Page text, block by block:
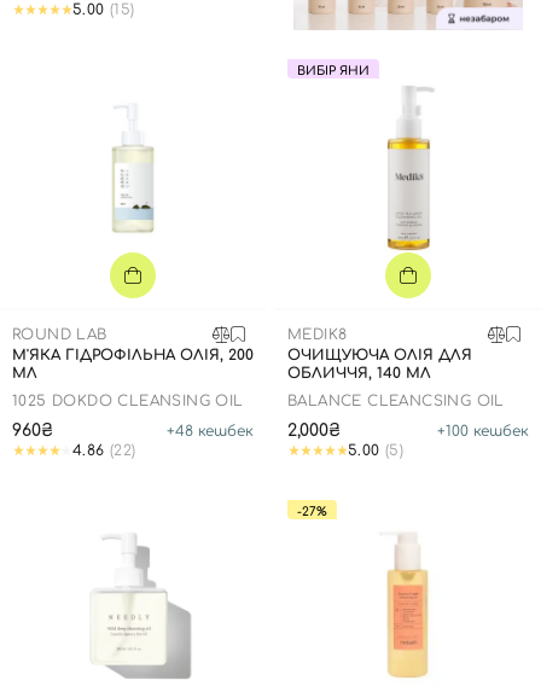
5.00 (15)
ROUND LAB
М'ЯКА ГІДРОФІЛЬНА ОЛІЯ, 200
МЛ
1025 DOKDO CLEANSING OIL
960₴ +48 кешбек
4.86 (22)
ВИБІР ЯНИ
MEDIK8
ОЧИЩУЮЧА ОЛІЯ ДЛЯ
ОБЛИЧЧЯ, 140 МЛ
BALANCE CLEANCSING OIL
2,000₴ +100 кешбек
5.00 (5)
-27%